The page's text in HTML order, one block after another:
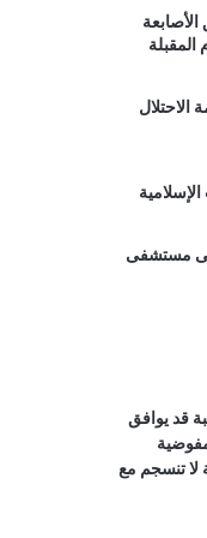
الأصابعة
المقبلة
الاحتلال
وصول 18 شهيدا إلى مستشفى
قد يوافق
تنسجم مع